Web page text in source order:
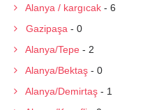
Alanya / kargıcak - 6
Gazipaşa - 0
Alanya/Tepe - 2
Alanya/Bektaş - 0
Alanya/Demirtaş - 1